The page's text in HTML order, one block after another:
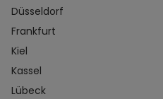
Düsseldorf
Frankfurt
Kiel
Kassel
Lübeck